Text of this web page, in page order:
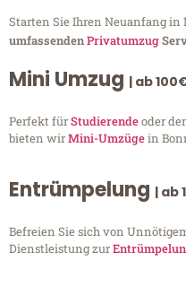
Starten Sie Ihren Neuanfang
umfassendenPrivatumzug
Mini Umzug | ab
Perfekt fürStudierendeoder
bieten wirMini-Umzügein
Entrümpelung | ab
Befreien Sie sich von
Dienstleistung zur